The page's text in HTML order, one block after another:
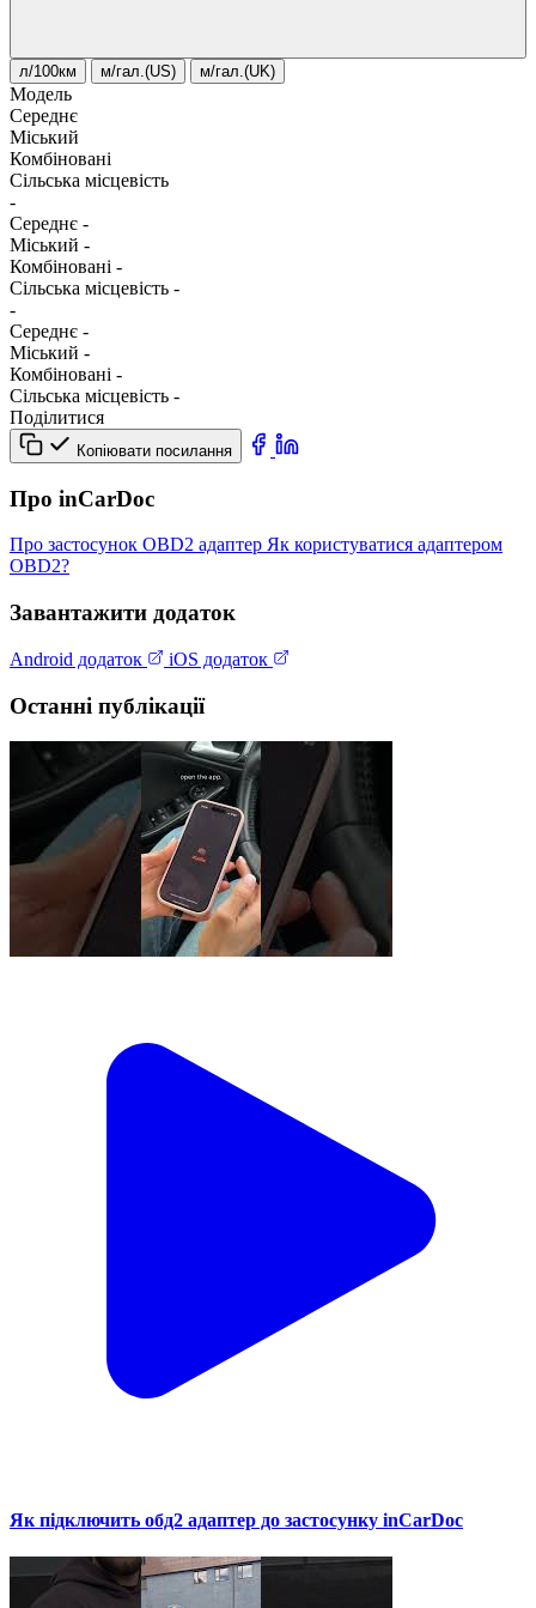
л/100км м/гал.(US) м/гал.(UK)
Модель
Середнє
Міський
Комбіновані
Сільська місцевість
-
Середнє -
Міський -
Комбіновані -
Сільська місцевість -
-
Середнє -
Міський -
Комбіновані -
Сільська місцевість -
Поділитися
Копіювати посилання
Про inCarDoc
Про застосунок OBD2 адаптер Як користуватися адаптером
OBD2?
Завантажити додаток
Android додаток iOS додаток
Останні публікації
Як підключить обд2 адаптер до застосунку inCarDoc